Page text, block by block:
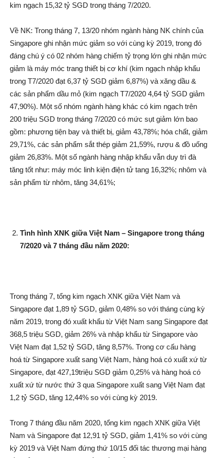
kim ngạch 15,32 tỷ SGD trong tháng 7/2020.
Về NK: Trong tháng 7, 13/20 nhóm ngành hàng NK chính của
Singapore ghi nhận mức giảm so với cùng kỳ 2019, trong đó
đáng chú ý có 02 nhóm hàng chiếm tỷ trọng lớn ghi nhận mức
giảm là máy móc trang thiết bị cơ khí (kim ngạch nhập khẩu
trong T7/2020 đạt 6,37 tỷ SGD giảm 6,87%) và xăng dầu &
các sản phẩm dầu mỏ (kim ngạch T7/2020 4,64 tỷ SGD giảm
47,90%). Một số nhóm ngành hàng khác có kim ngạch trên
200 triệu SGD trong tháng 7/2020 có mức sụt giảm lớn bao
gồm: phương tiện bay và thiết bị, giảm 43,78%; hóa chất, giảm
29,71%, các sản phẩm sắt thép giảm 21,59%, rượu & đồ uống
giảm 26,83%. Một số ngành hàng nhập khẩu vẫn duy trì đà
tăng tốt như: máy móc linh kiện điện tử tang 16,32%; nhôm và
sản phẩm từ nhôm, tăng 34,61%;
Tình hình XNK giữaViệt Nam – Singapore trong tháng
7/2020 và 7 tháng đầu năm 2020:
Trong tháng 7, tổng kim ngạch XNK giữa Việt Nam và
Singapore đạt 1,89 tỷ SGD, giảm 0,48% so với tháng cùng kỳ
năm 2019, trong đó xuất khẩu từ Việt Nam sang Singapore đạt
368,5 triệu SGD, giảm 26% và nhập khẩu từ Singapore vào
Việt Nam đạt 1,52 tỷ SGD, tăng 8,57%. Trong cơ cấu hàng
hoá từ Singapore xuất sang Việt Nam, hàng hoá có xuất xứ từ
Singapore, đạt 427,19triệu SGD giảm 0,25% và hàng hoá có
xuất xứ từ nước thứ 3 qua Singapore xuất sang Việt Nam đạt
1,2 tỷ SGD, tăng 12,44% so với cùng kỳ 2019.
Trong 7 tháng đầu năm 2020, tổng kim ngạch XNK giữa Việt
Nam và Singapore đạt 12,91 tỷ SGD, giảm 1,41% so với cùng
kỳ 2019 và Việt Nam đứng thứ 10/15 đối tác thương mại hàng